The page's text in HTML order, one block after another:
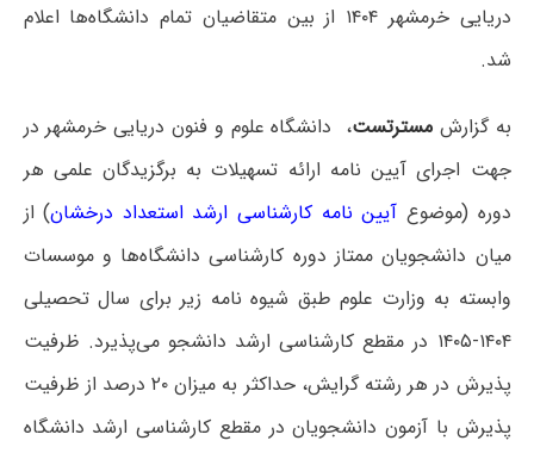
دریایی خرمشهر ۱۴۰۴ از بین متقاضیان تمام دانشگاه‌ها اعلام
شد.
به گزارشمسترتست، دانشگاه علوم و فنون دریایی خرمشهر در
جهت اجرای آیین نامه ارائه تسهیلات به برگزیدگان علمی هر
دوره (موضوع آیین نامه کارشناسی ارشد استعداد درخشان) از
میان دانشجویان ممتاز دوره کارشناسی دانشگاه‌ها و موسسات
وابسته به وزارت علوم طبق شیوه نامه زیر برای سال تحصیلی
۱۴۰۴-۱۴۰۵ در مقطع کارشناسی ارشد دانشجو می‌پذیرد. ظرفیت
پذیرش در هر رشته گرایش، حداکثر به میزان ۲۰ درصد از ظرفیت
پذیرش با آزمون دانشجویان در مقطع کارشناسی ارشد دانشگاه